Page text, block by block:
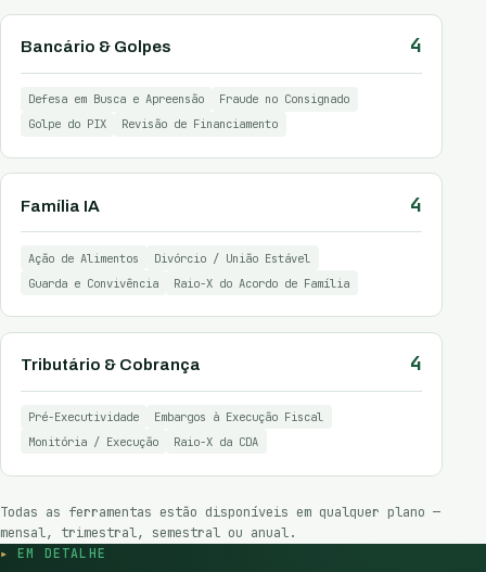
Bancário & Golpes 4
Defesa em Busca e Apreensão
Fraude no Consignado
Golpe do PIX
Revisão de Financiamento
Família IA 4
Ação de Alimentos
Divórcio / União Estável
Guarda e Convivência
Raio-X do Acordo de Família
Tributário & Cobrança 4
Pré-Executividade
Embargos à Execução Fiscal
Monitória / Execução
Raio-X da CDA
Todas as ferramentas estão disponíveis em qualquer plano —
mensal, trimestral, semestral ou anual.
EM DETALHE